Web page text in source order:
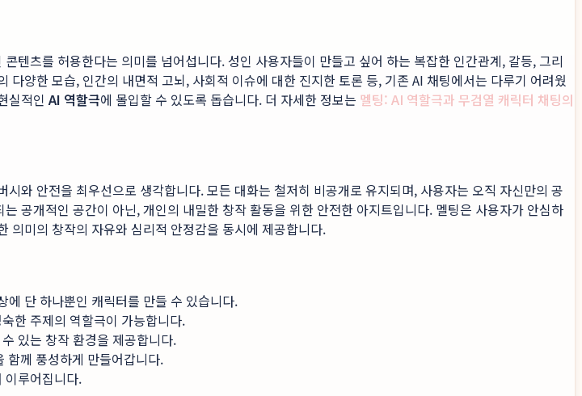
텐츠를 허용한다는 의미를 넘어섭니다. 성인 사용자들이 만들고 싶어 하는 복잡한 인간관계, 갈등, 그리
양한 모습, 인간의 내면적 고뇌, 사회적 이슈에 대한 진지한 토론 등, 기존 AI 채팅에서는 다루기 어려웠
실적인AI 역할극에 몰입할 수 있도록 돕습니다. 더 자세한 정보는 멜팅: AI 역할극과 무검열 캐릭터 채팅의
와 안전을 최우선으로 생각합니다. 모든 대화는 철저히 비공개로 유지되며, 사용자는 오직 자신만의 공
공개적인 공간이 아닌, 개인의 내밀한 창작 활동을 위한 안전한 아지트입니다. 멜팅은 사용자가 안심하
의미의 창작의 자유와 심리적 안정감을 동시에 제공합니다.
에 단 하나뿐인 캐릭터를 만들 수 있습니다.
한 주제의 역할극이 가능합니다.
있는 창작 환경을 제공합니다.
함께 풍성하게 만들어갑니다.
이루어집니다.